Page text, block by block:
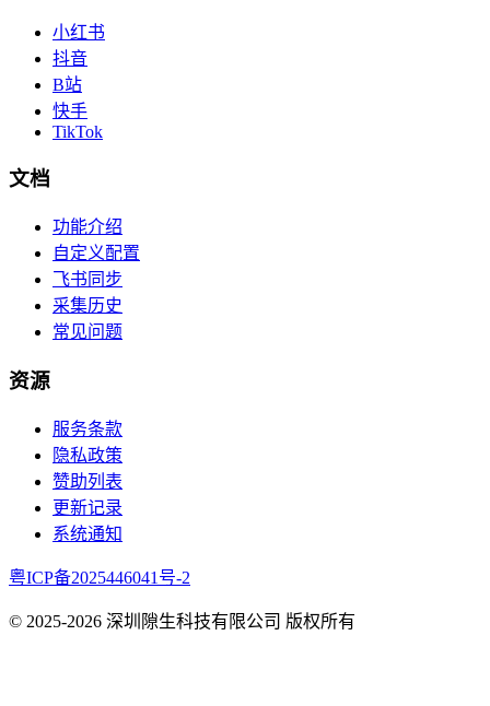
小红书
抖音
B站
快手
TikTok
文档
功能介绍
自定义配置
飞书同步
采集历史
常见问题
资源
服务条款
隐私政策
赞助列表
更新记录
系统通知
粤ICP备2025446041号-2
© 2025-2026 深圳隙生科技有限公司 版权所有